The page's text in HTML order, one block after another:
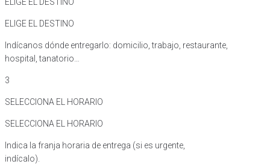
ELIGE EL DESTINO
Indícanos dónde entregarlo: domicilio, trabajo, restaurante,
hospital, tanatorio…
3
SELECCIONA EL HORARIO
SELECCIONA EL HORARIO
Indica la franja horaria de entrega (si es urgente,
indícalo).